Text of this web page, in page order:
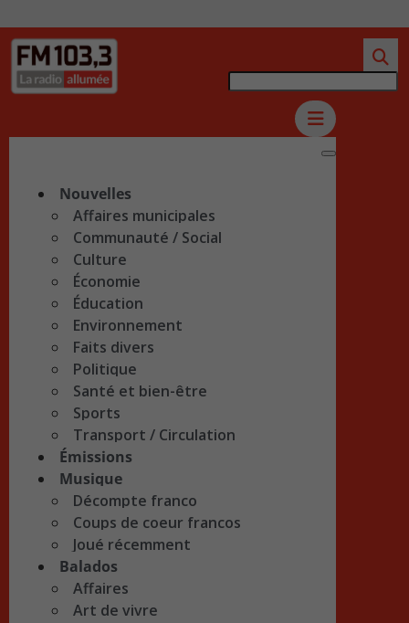
Nouvelles
Affaires municipales
Communauté / Social
Culture
Économie
Éducation
Environnement
Faits divers
Politique
Santé et bien-être
Sports
Transport / Circulation
Émissions
Musique
Décompte franco
Coups de coeur francos
Joué récemment
Balados
Affaires
Art de vivre